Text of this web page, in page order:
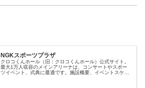
NGKスポーツプラザ
クロコくんホール（旧：クロコくんホール）公式サイト。
最大1万人収容のメインアリーナは、コンサートやスポー
ツイベント、式典に最適です。施設概要、イベントスケジ